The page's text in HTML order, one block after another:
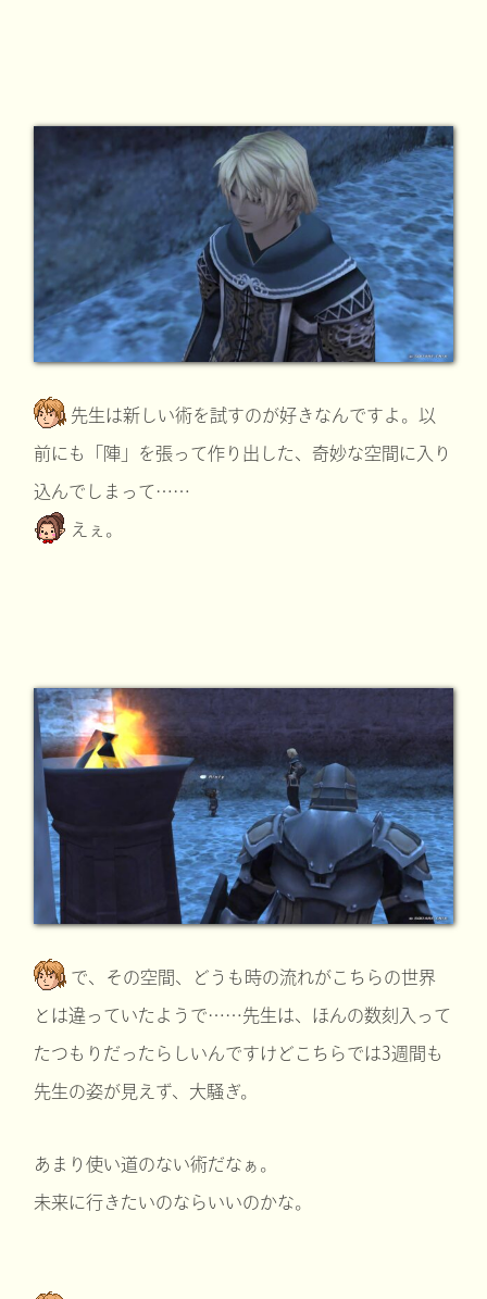
先生は新しい術を試すのが好きなんですよ。以
前にも「陣」を張って作り出した、奇妙な空間に入り
込んでしまって……
えぇ。
で、その空間、どうも時の流れがこちらの世界
とは違っていたようで……先生は、ほんの数刻入って
たつもりだったらしいんですけどこちらでは3週間も
先生の姿が見えず、大騒ぎ。
あまり使い道のない術だなぁ。
未来に行きたいのならいいのかな。